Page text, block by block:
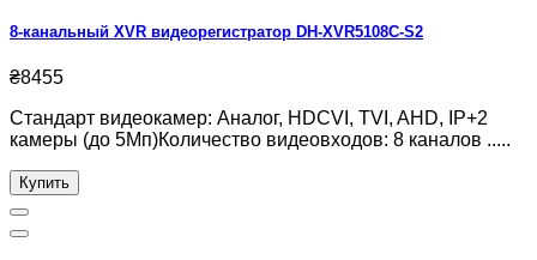
8-канальный XVR видеорегистратор DH-XVR5108C-S2
₴8455
Стандарт видеокамер: Аналог, HDCVI, TVI, AHD, IP+2
камеры (до 5Мп)Количество видеовходов: 8 каналов .....
Купить